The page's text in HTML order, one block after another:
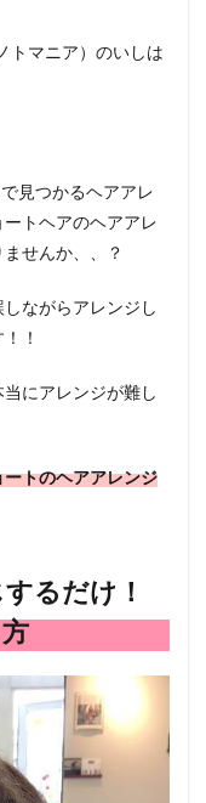
トマニア）のいしは
見つかるヘアアレ
トヘアのヘアアレ
せんか、、？
ながらアレンジし
！
にアレンジが難し
トのヘアアレンジ
るだけ！